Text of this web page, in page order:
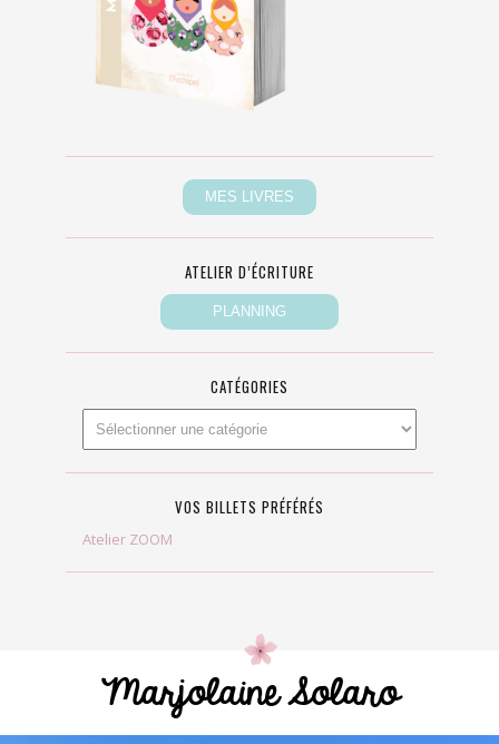
ATELIER D’ÉCRITURE
CATÉGORIES
VOS BILLETS PRÉFÉRÉS
Atelier ZOOM
Marjolaine Solaro